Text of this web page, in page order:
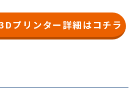
プリンター詳細はコチラ